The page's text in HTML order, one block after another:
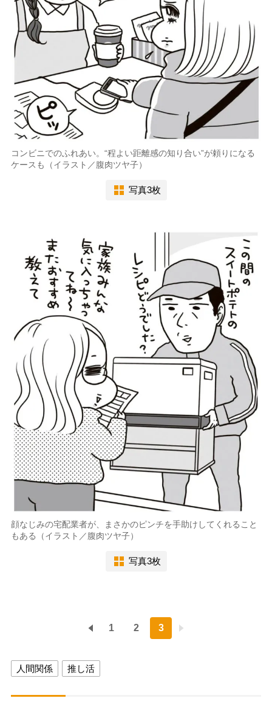
コンビニでのふれあい。“程よい距離感の知り合い”が頼りになる
ケースも（イラスト／腹肉ツヤ子）
写真3枚
顔なじみの宅配業者が、まさかのピンチを手助けしてくれること
もある（イラスト／腹肉ツヤ子）
写真3枚
1 2 3
人間関係 推し活